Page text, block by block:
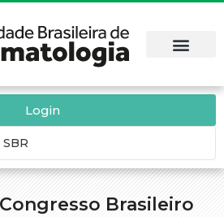
Brasileiro
Login